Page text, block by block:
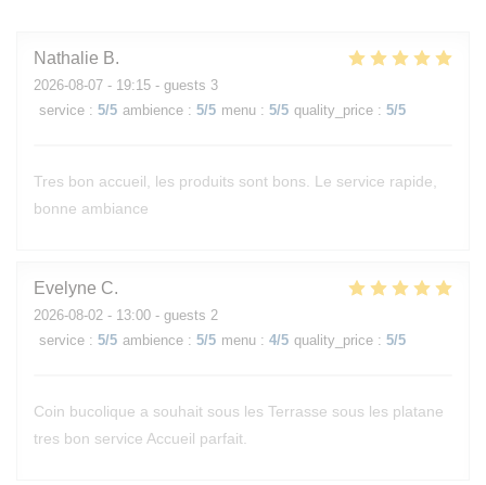
Nathalie B
2026-08-07 - 19:15 - guests 3
service : 5/5 ambience : 5/5 menu : 5/5 quality_price : 5/5
Tres bon accueil, les produits sont bons. Le service rapide,
bonne ambiance
Evelyne C
2026-08-02 - 13:00 - guests 2
service : 5/5 ambience : 5/5 menu : 4/5 quality_price : 5/5
Coin bucolique a souhait sous les Terrasse sous les platane
tres bon service Accueil parfait.